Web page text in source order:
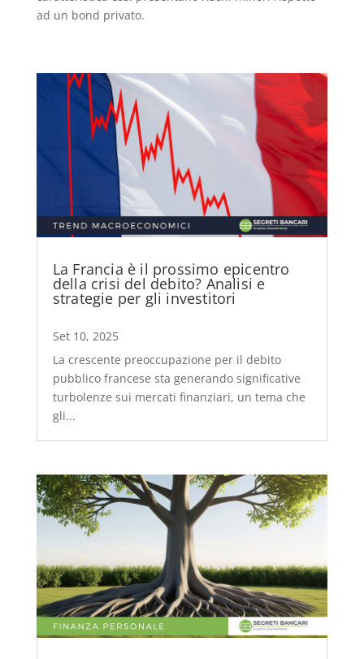
ad un bond privato.
La Francia è il prossimo epicentro
della crisi del debito? Analisi e
strategie per gli investitori
Set 10, 2025
La crescente preoccupazione per il debito
pubblico francese sta generando significative
turbolenze sui mercati finanziari, un tema che
gli...